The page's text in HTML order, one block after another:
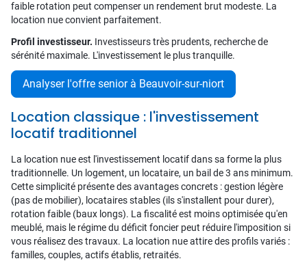
faible rotation peut compenser un rendement brut modeste. La
location nue convient parfaitement.
Profil investisseur. Investisseurs très prudents, recherche de
sérénité maximale. L'investissement le plus tranquille.
Analyser l'offre senior à Beauvoir-sur-niort
Location classique : l'investissement
locatif traditionnel
La location nue est l'investissement locatif dans sa forme la plus
traditionnelle. Un logement, un locataire, un bail de 3 ans minimum.
Cette simplicité présente des avantages concrets : gestion légère
(pas de mobilier), locataires stables (ils s'installent pour durer),
rotation faible (baux longs). La fiscalité est moins optimisée qu'en
meublé, mais le régime du déficit foncier peut réduire l'imposition si
vous réalisez des travaux. La location nue attire des profils variés :
familles, couples, actifs établis, retraités.